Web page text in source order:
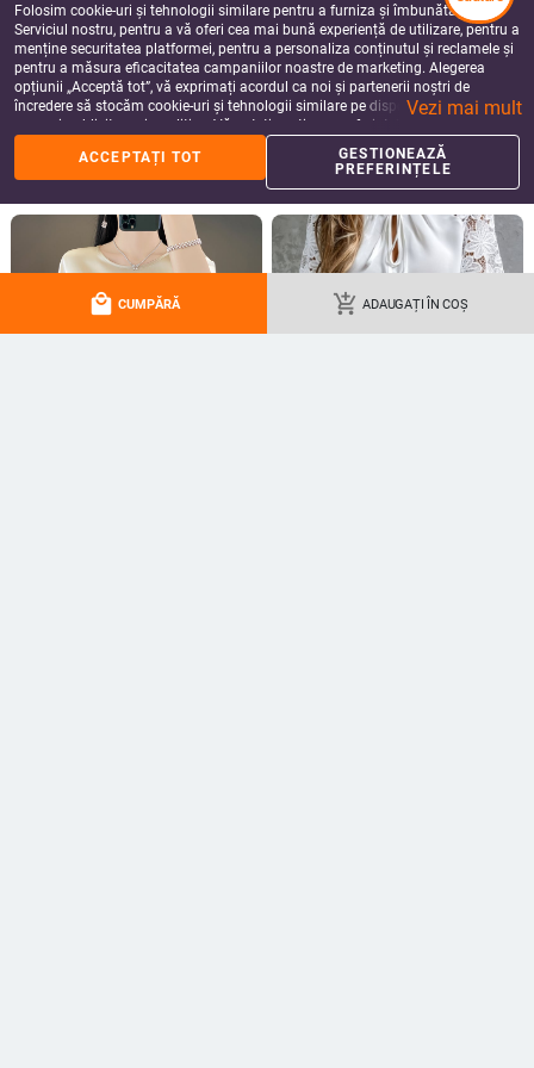
local_mall CUMPĂRĂ add_shopping_cart ADAUGAȚI ÎN COȘ
Cămașă de vară pentru femei, din
rotund, din bumbac-poliester
134.22Lei
add_shopping_cart
Tricou damă cu mânecă scurtă,
poliester-spandex, imprimat și
vopsit, Vara 2025
Lei
Folosim cookie-uri și tehnologii similare pentru a furniza și îmbunătăți
Serviciul nostru, pentru a vă oferi cea mai bună experiență de utilizare, pentru a
menține securitatea platformei, pentru a personaliza conținutul și reclamele și
pentru a măsura eficacitatea campaniilor noastre de marketing. Alegerea
opțiunii „Acceptă tot”, vă exprimați acordul ca noi și partenerii noștri de
încredere să stocăm cookie-uri și tehnologii similare pe dispozitivul dvs. în
scopuri publicitare și analitice. Vă puteți gestiona preferințele în orice moment
făcând clic pe „Gestionează preferințele”. Pentru mai multe informații, vă
rugăm să consultațiPolitica noastră de confidențialitate.
Vezi mai mult
ACCEPTAȚI TOT
GESTIONEAZĂ
PREFERINȚELE